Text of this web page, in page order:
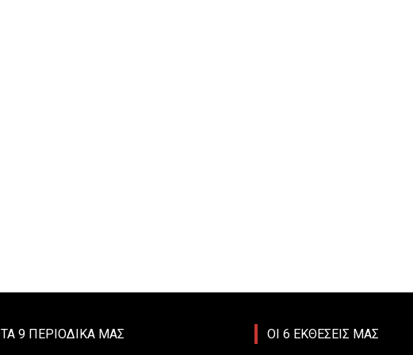
ΤΑ 9 ΠΕΡΙΟΔΙΚΑ ΜΑΣ ΟΙ 6 ΕΚΘΕΣΕΙΣ ΜΑΣ